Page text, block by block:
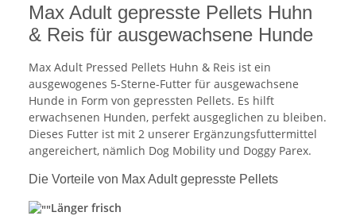
Max Adult gepresste Pellets Huhn
& Reis für ausgewachsene Hunde
Max Adult Pressed Pellets Huhn & Reis ist ein
ausgewogenes 5-Sterne-Futter für ausgewachsene
Hunde in Form von gepressten Pellets. Es hilft
erwachsenen Hunden, perfekt ausgeglichen zu bleiben.
Dieses Futter ist mit 2 unserer Ergänzungsfuttermittel
angereichert, nämlich Dog Mobility und Doggy Parex.
Die Vorteile von Max Adult gepresste Pellets
Länger frisch